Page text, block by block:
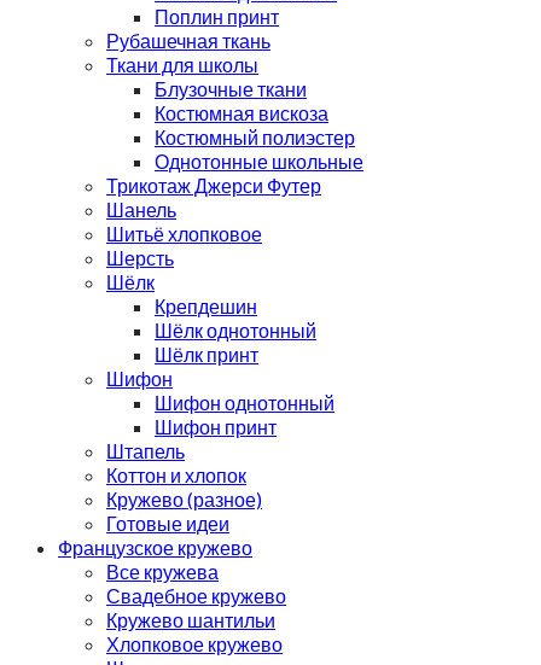
Поплин принт
Рубашечная ткань
Ткани для школы
Блузочные ткани
Костюмная вискоза
Костюмный полиэстер
Однотонные школьные
Трикотаж Джерси Футер
Шанель
Шитьё хлопковое
Шерсть
Шёлк
Крепдешин
Шёлк однотонный
Шёлк принт
Шифон
Шифон однотонный
Шифон принт
Штапель
Коттон и хлопок
Кружево (разное)
Готовые идеи
Французское кружево
Все кружева
Свадебное кружево
Кружево шантильи
Хлопковое кружево